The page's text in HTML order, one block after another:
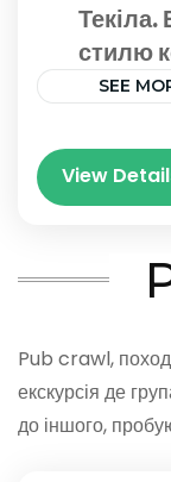
стилю
SEE
View
Pub crawl,
екскурсія де
до іншого,